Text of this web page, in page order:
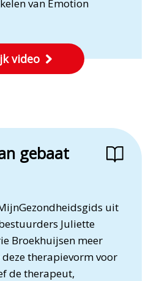
van Emotion
video
gebaat
uit
Juliette
Broekhuijsen meer
deze therapievorm voor
de therapeut,